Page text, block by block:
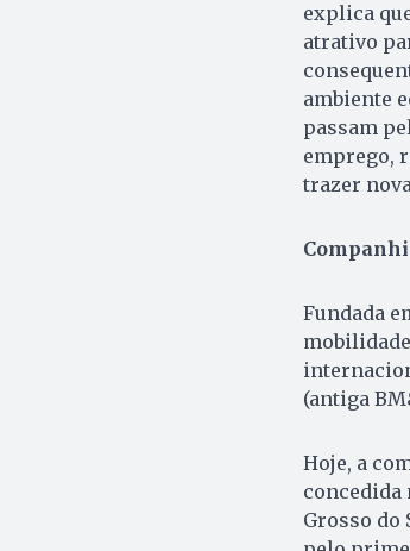
explica
atrativo
ambiente
passam
emprego,
trazer
Fundada
(antiga
Hoje, a
concedida
Grosso do